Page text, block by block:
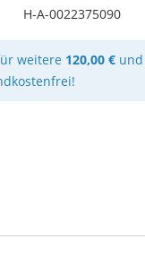
H-A-0022375090
weitere 120,00 €